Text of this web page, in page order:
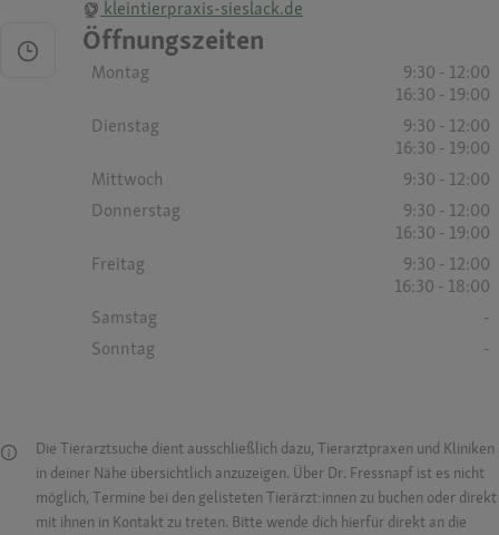
kleintierpraxis-sieslack.de
Öffnungszeiten
Montag
9:30 - 12:00
16:30 - 19:00
Dienstag
9:30 - 12:00
16:30 - 19:00
Mittwoch
9:30 - 12:00
Donnerstag
9:30 - 12:00
16:30 - 19:00
Freitag
9:30 - 12:00
16:30 - 18:00
Samstag
-
Sonntag
-
Die Tierarztsuche dient ausschließlich dazu, Tierarztpraxen und Kliniken
in deiner Nähe übersichtlich anzuzeigen. Über Dr. Fressnapf ist es nicht
möglich, Termine bei den gelisteten Tierärzt:innen zu buchen oder direkt
mit ihnen in Kontakt zu treten. Bitte wende dich hierfür direkt an die